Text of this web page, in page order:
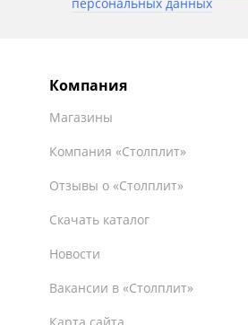
персональных данных
Компания
Магазины
Компания «Столплит»
Отзывы о «Столплит»
Скачать каталог
Новости
Вакансии в «Столплит»